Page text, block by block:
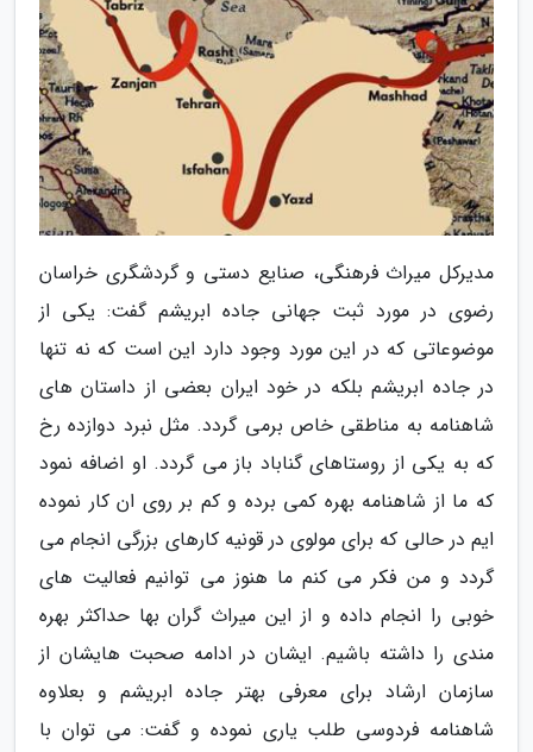
مدیرکل میراث فرهنگی، صنایع دستی و گردشگری خراسان
رضوی در مورد ثبت جهانی جاده ابریشم گفت: یکی از
موضوعاتی که در این مورد وجود دارد این است که نه تنها
در جاده ابریشم بلکه در خود ایران بعضی از داستان های
شاهنامه به مناطقی خاص برمی گردد. مثل نبرد دوازده رخ
که به یکی از روستاهای گناباد باز می گردد. او اضافه نمود
که ما از شاهنامه بهره کمی برده و کم بر روی ان کار نموده
ایم در حالی که برای مولوی در قونیه کارهای بزرگی انجام می
گردد و من فکر می کنم ما هنوز می توانیم فعالیت های
خوبی را انجام داده و از این میراث گران بها حداکثر بهره
مندی را داشته باشیم. ایشان در ادامه صحبت هایشان از
سازمان ارشاد برای معرفی بهتر جاده ابریشم و بعلاوه
شاهنامه فردوسی طلب یاری نموده و گفت: می توان با